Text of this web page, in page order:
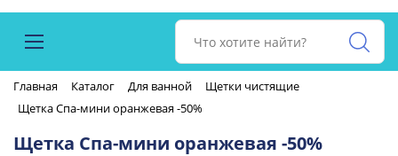
Главная Каталог Для ванной
Щетки чистящие
Щетка Спа-мини оранжевая -50%
Щетка Спа-мини оранжевая -50%